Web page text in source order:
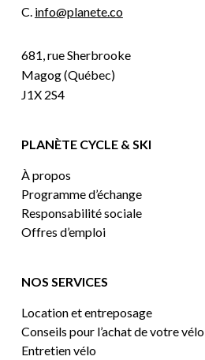
C. info@planete.co
681, rue Sherbrooke
Magog (Québec)
J1X 2S4
PLANÈTE CYCLE & SKI
À propos
Programme d’échange
Responsabilité sociale
Offres d’emploi
NOS SERVICES
Location et entreposage
Conseils pour l’achat de votre vélo
Entretien vélo